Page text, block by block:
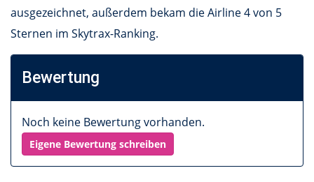
ausgezeichnet, außerdem bekam die Airline 4 von 5
Sternen im Skytrax-Ranking.
Bewertung
Noch keine Bewertung vorhanden.
Eigene Bewertung schreiben